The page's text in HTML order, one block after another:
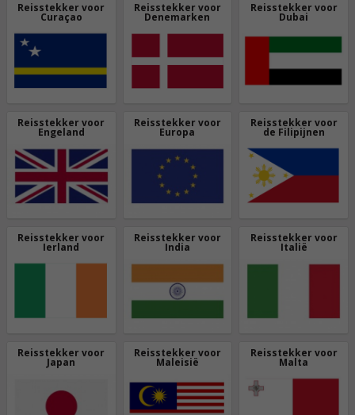
Reisstekker voor
Curaçao
Reisstekker voor
Denemarken
Reisstekker voor
Dubai
Reisstekker voor
Engeland
Reisstekker voor
Europa
Reisstekker voor
de Filipijnen
Reisstekker voor
Ierland
Reisstekker voor
India
Reisstekker voor
Italië
Reisstekker voor
Japan
Reisstekker voor
Maleisië
Reisstekker voor
Malta